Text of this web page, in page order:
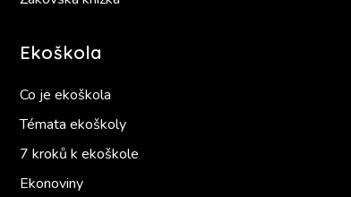
Ekoškola
Co je ekoškola
Témata ekoškoly
7 kroků k ekoškole
Ekonoviny